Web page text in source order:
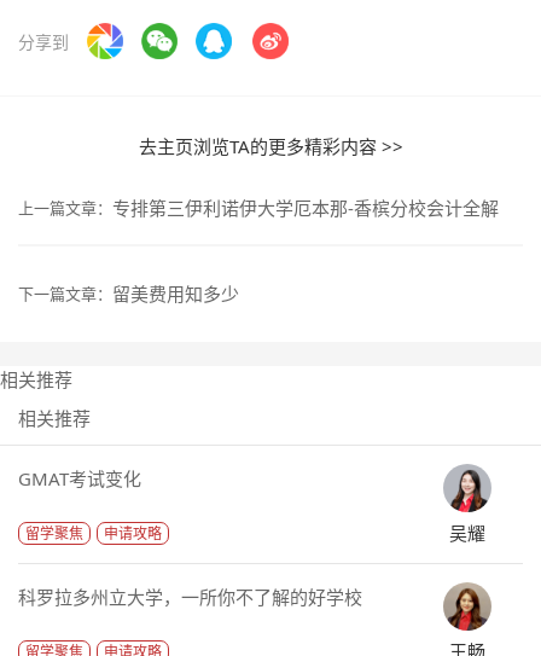
分享到
去主页浏览TA的更多精彩内容 >>
上一篇文章： 专排第三伊利诺伊大学厄本那-香槟分校会计全解
下一篇文章： 留美费用知多少
相关推荐
相关推荐
GMAT考试变化
留学聚焦 申请攻略 吴耀
科罗拉多州立大学，一所你不了解的好学校